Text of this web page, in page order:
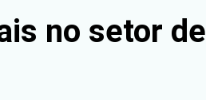
no setor de